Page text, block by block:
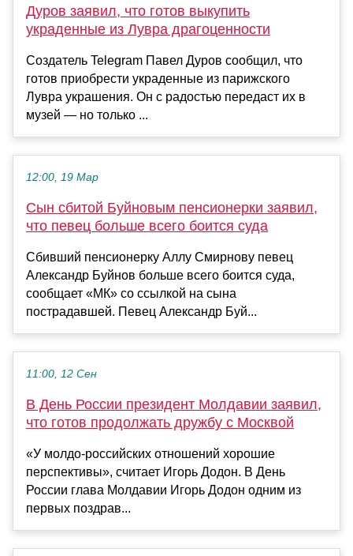
Дуров заявил, что готов выкупить
украденные из Лувра драгоценности
Создатель Telegram Павел Дуров сообщил, что
готов приобрести украденные из парижского
Лувра украшения. Он с радостью передаст их в
музей — но только ...
12:00, 19 Мар
Сын сбитой Буйновым пенсионерки заявил,
что певец больше всего боится суда
Сбивший пенсионерку Аллу Смирнову певец
Александр Буйнов больше всего боится суда,
сообщает «МК» со ссылкой на сына
пострадавшей. Певец Александр Буй...
11:00, 12 Сен
В День России президент Молдавии заявил,
что готов продолжать дружбу с Москвой
«У молдо-российских отношений хорошие
перспективы», считает Игорь Додон. В День
России глава Молдавии Игорь Додон одним из
первых поздрав...